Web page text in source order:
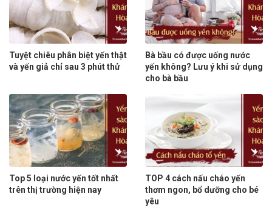
Tuyệt chiêu phân biệt yến thật
và yến giả chỉ sau 3 phút thử
Bà bầu có được uống nước
yến không? Lưu ý khi sử dụng
cho bà bầu
Top 5 loại nước yến tốt nhất
trên thị trường hiện nay
TOP 4 cách nấu cháo yến
thơm ngon, bổ dưỡng cho bé
yêu